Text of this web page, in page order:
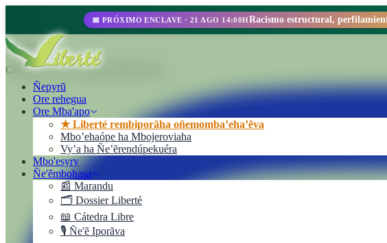
📅 PRÓXIMO ENCLAVE · 21 AGO 14:00H
Ñepyrũ
Ore rehegua
Ore Mba'apo
★ Liberté rembiporãha oñemomba’eha’ẽva
Mbo’ehaópe ha Mbojeroviaha
Vyʼa ha Ñe’ẽrendúpekuéra
Mbo'esyry
Ñe'ẽmbohasa
📰 Marandu
🗂️ Dossier Liberté
📖 Cátedra Libre
🎙️ Ñe'ẽ Iporãva
Liberté
Cooperativa de Trabajo Liberté Ltda.